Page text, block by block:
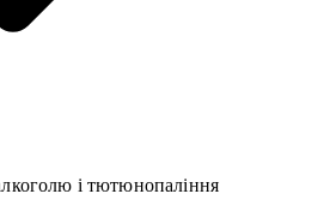
і тютюнопаління